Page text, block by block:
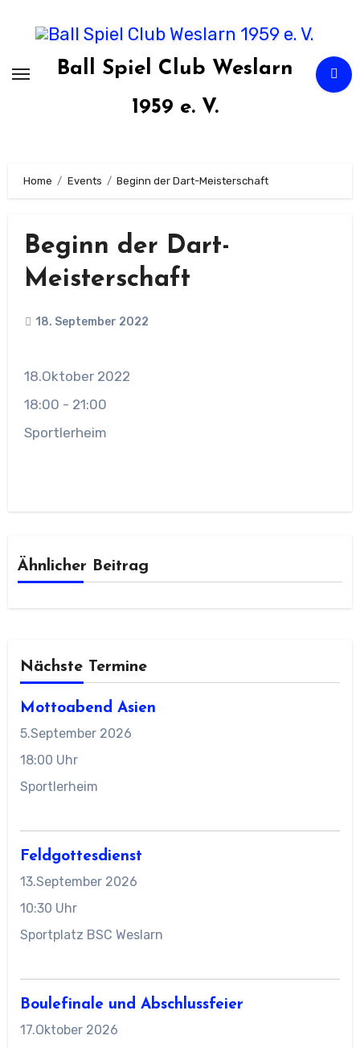
Ball Spiel Club Weslarn
1959 e. V.
Home Events Beginn der Dart-Meisterschaft
Beginn der Dart-
Meisterschaft
18. September 2022
18.Oktober 2022
18:00 - 21:00
Sportlerheim
Ähnlicher Beitrag
Nächste Termine
Mottoabend Asien
5.September 2026
18:00 Uhr
Sportlerheim
Feldgottesdienst
13.September 2026
10:30 Uhr
Sportplatz BSC Weslarn
Boulefinale und Abschlussfeier
17.Oktober 2026